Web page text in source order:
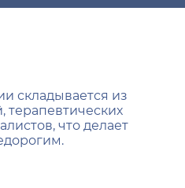
складывается из
терапевтических
что делает